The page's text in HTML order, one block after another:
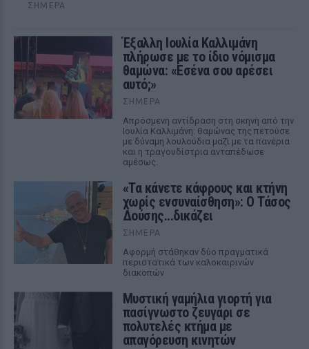
ΣΉΜΕΡΑ
Έξαλλη Ιουλία Καλλιμάνη
πλήρωσε με το ίδιο νόμισμα
θαμώνα: «Εσένα σου αρέσει
αυτό;»
ΣΉΜΕΡΑ
Απρόσμενη αντίδραση στη σκηνή από την
Ιουλία Καλλιμάνη: θαμώνας της πετούσε
με δύναμη λουλούδια μαζί με τα πανέρια
και η τραγουδίστρια ανταπέδωσε
αμέσως.
«Τα κάνετε κάφρους και κτήνη
χωρίς ενσυναίσθηση»: Ο Τάσος
Δούσης...δικάζει
ΣΉΜΕΡΑ
Αφορμή στάθηκαν δύο πραγματικά
περιστατικά των καλοκαιρινών
διακοπών
Μυστική γαμήλια γιορτή για
πασίγνωστο ζευγάρι σε
πολυτελές κτήμα με
απαγόρευση κινητών